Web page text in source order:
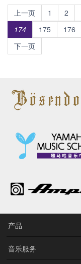
上一页
1 2
174
175 176
下一页
产品
音乐服务